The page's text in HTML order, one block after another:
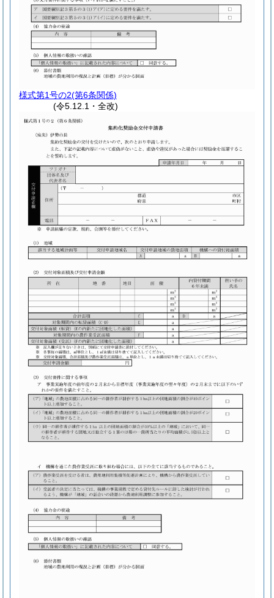
様式第1号の2(第6条関係)
(令5.12.1・全改)